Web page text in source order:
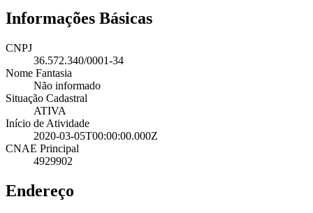
Informações Básicas
CNPJ
36.572.340/0001-34
Nome Fantasia
Não informado
Situação Cadastral
ATIVA
Início de Atividade
2020-03-05T00:00:00.000Z
CNAE Principal
4929902
Endereço